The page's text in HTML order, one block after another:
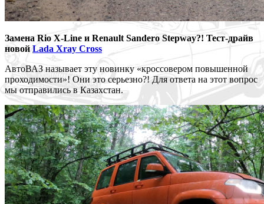
Замена Rio X-Line и Renault Sandero Stepway?! Тест-драйв
новойLada Xray Cross
АвтоВАЗ называет эту новинку «кроссовером повышенной
проходимости»! Они это серьезно?! Для ответа на этот вопрос
мы отправились в Казахстан.